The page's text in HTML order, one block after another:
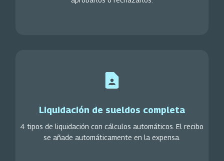
Liquidación de sueldos completa
4 tipos de liquidación con cálculos automáticos. El recibo
se añade automáticamente en la expensa.